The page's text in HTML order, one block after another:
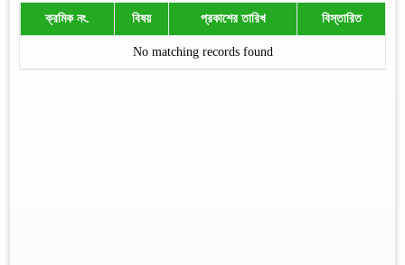
ক্রমিক নং. বিষয় প্রকাশের তারিখ বিস্তারিত
No matching records found